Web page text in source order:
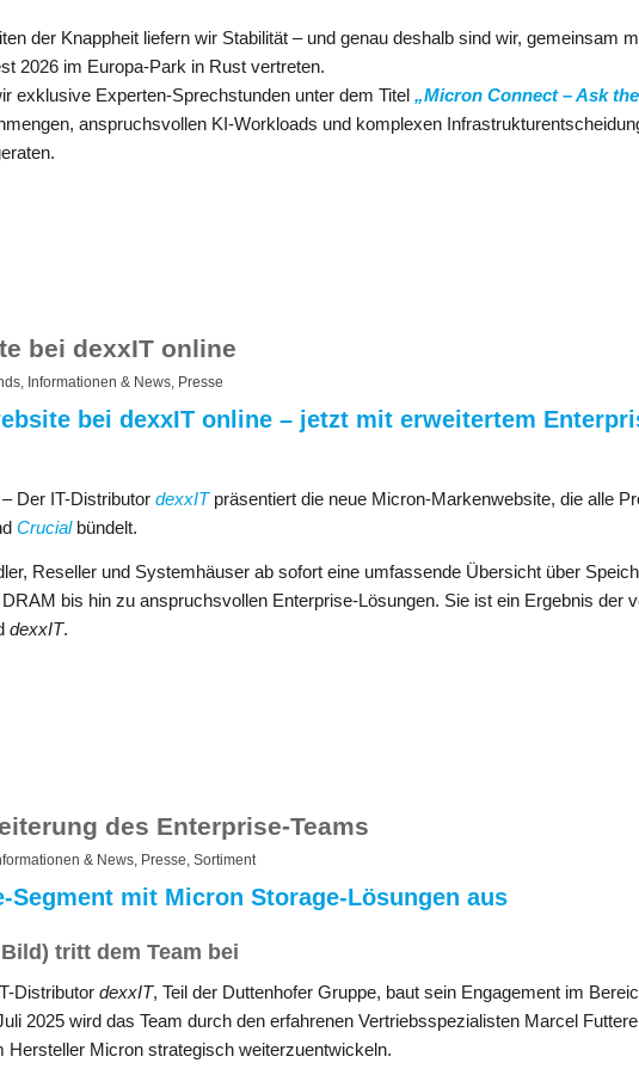
der Knappheit liefern wir Stabilität – und genau deshalb sind wir, gemeinsam
2026 im Europa-Park in Rust vertreten.
exklusive Experten-Sprechstunden unter dem Titel „Micron Connect – Ask
anspruchsvollen KI-Workloads und komplexen
bei dexxIT online
, Informationen & News, Presse
bei dexxIT online – jetzt mit erweitertem
– Der IT-Distributor dexxITpräsentiert die neue Micron-Markenwebsite, die alle
Crucialbündelt.
Reseller und Systemhäuser ab sofort eine umfassende Übersicht über
bis hin zu anspruchsvollen Enterprise-Lösungen. Sie ist ein Ergebnis der
dexxIT.​
des Enterprise-Teams
& News Presse Sortiment
mit Micron Storage-Lösungen aus
tritt dem Team bei
Distributor dexxIT, Teil der Duttenhofer Gruppe, baut sein Engagement im
2025 wird das Team durch den erfahrenen Vertriebsspezialisten Marcel
Hersteller Micron strategisch weiterzuentwickeln.